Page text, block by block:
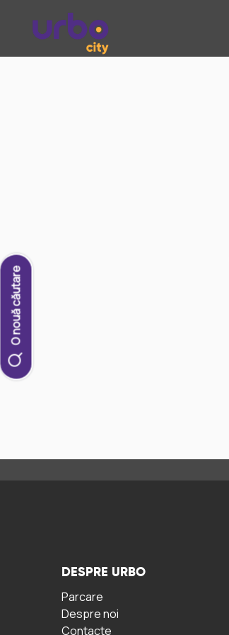
O nouă căutare
DESPRE URBO
Parcare
Despre noi
Contacte